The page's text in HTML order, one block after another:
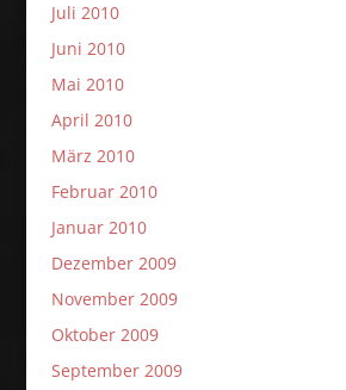
Juli 2010
Juni 2010
Mai 2010
April 2010
März 2010
Februar 2010
Januar 2010
Dezember 2009
November 2009
Oktober 2009
September 2009